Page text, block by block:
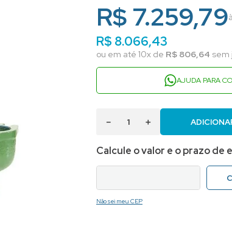
R$ 7.259,79
R$ 8.066,43
ou em até 10x de R$ 806,64 sem
AJUDA PARA
＋
－
Não sei meu CEP